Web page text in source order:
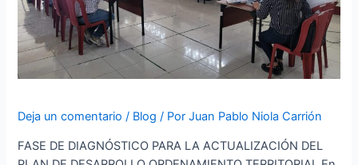
Deja un comentario / Blog / PorJuan Pablo Niola Carrión
FASE DE DIAGNÓSTICO PARA LA ACTUALIZACIÓN DEL